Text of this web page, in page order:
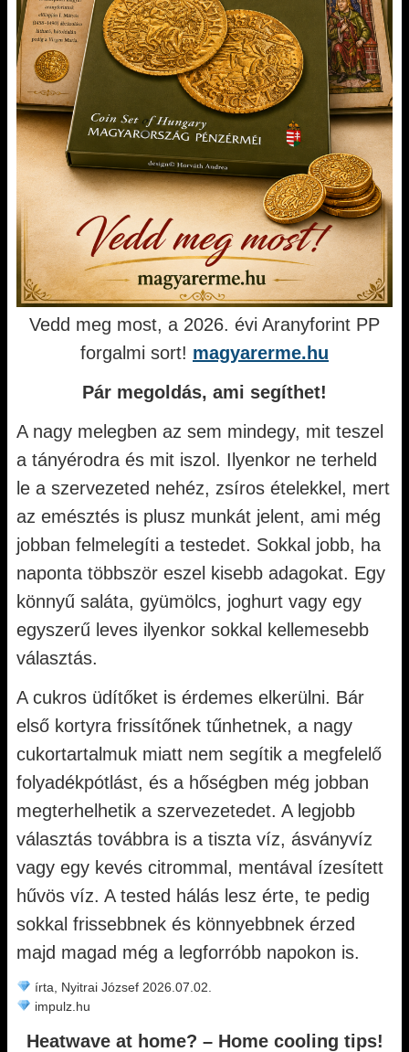
Vedd meg most, a 2026. évi Aranyforint PP
forgalmi sort! magyarerme.hu
Pár megoldás, ami segíthet!
A nagy melegben az sem mindegy, mit teszel
a tányérodra és mit iszol. Ilyenkor ne terheld
le a szervezeted nehéz, zsíros ételekkel, mert
az emésztés is plusz munkát jelent, ami még
jobban felmelegíti a testedet. Sokkal jobb, ha
naponta többször eszel kisebb adagokat. Egy
könnyű saláta, gyümölcs, joghurt vagy egy
egyszerű leves ilyenkor sokkal kellemesebb
választás.
A cukros üdítőket is érdemes elkerülni. Bár
első kortyra frissítőnek tűnhetnek, a nagy
cukortartalmuk miatt nem segítik a megfelelő
folyadékpótlást, és a hőségben még jobban
megterhelhetik a szervezetedet. A legjobb
választás továbbra is a tiszta víz, ásványvíz
vagy egy kevés citrommal, mentával ízesített
hűvös víz. A tested hálás lesz érte, te pedig
sokkal frissebbnek és könnyebbnek érzed
majd magad még a legforróbb napokon is.
írta, Nyitrai József 2026.07.02.
impulz.hu
Heatwave at home? – Home cooling tips!